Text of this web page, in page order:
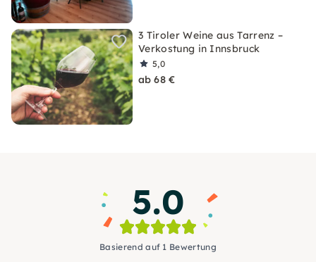
3 Tiroler Weine aus Tarrenz –
Verkostung in Innsbruck
5,0
ab 68 €
5.0
Basierend auf 1 Bewertung